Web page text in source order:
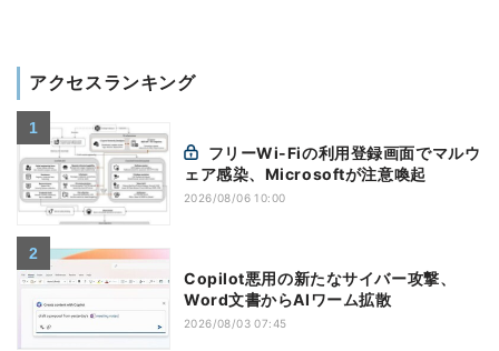
アクセスランキング
ェア感染、Microsoftが注意喚起
2026/08/06 10:00
Copilot悪用の新たなサイバー攻撃、
Word文書からAIワーム拡散
2026/08/03 07:45